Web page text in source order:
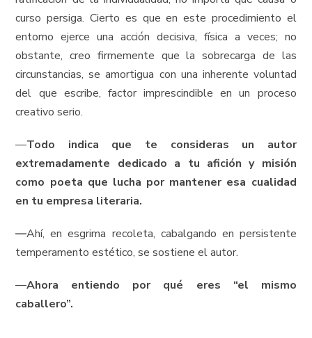
curso persiga. Cierto es que en este procedimiento el
entorno ejerce una acción decisiva, física a veces; no
obstante, creo firmemente que la sobrecarga de las
circunstancias, se amortigua con una inherente voluntad
del que escribe, factor imprescindible en un proceso
creativo serio.
—Todo indica que te consideras un autor
extremadamente dedicado a tu afición y misión
como poeta que lucha por mantener esa cualidad
en tu empresa literaria.
—Ahí, en esgrima recoleta, cabalgando en persistente
temperamento estético, se sostiene el autor.
—Ahora entiendo por qué eres “el mismo
caballero”.